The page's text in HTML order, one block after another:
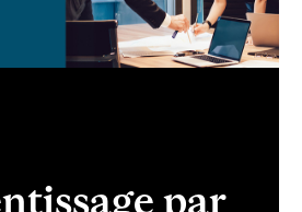
par